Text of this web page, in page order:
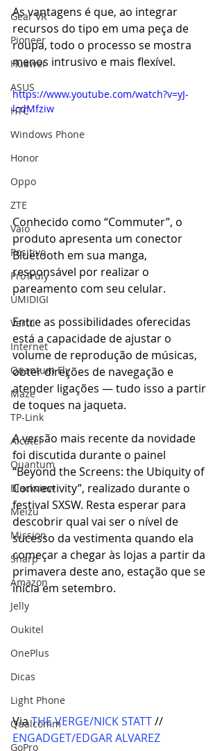
Gear VR
Pioneer
Huawei
ASUS
HTC
Windows Phone
Honor
Oppo
ZTE
Vaio
Positivo
ProTruly
UMIDIGI
Vertu
Internet
Quantum Fly
Maze
TP-Link
Alcatel
Quantum
Blackview
Meizu
Mission
Sharp
Amazon
Jelly
Oukitel
OnePlus
Dicas
Light Phone
Qualcomm
GoPro
As vantagens é que, ao integrar
recursos do tipo em uma peça de
roupa, todo o processo se mostra
menos intrusivo e mais flexível.
https://www.youtube.com/watch?v=yJ-
lcdMfziw
Conhecido como “Commuter”, o
produto apresenta um conector
Bluetooth em sua manga,
responsável por realizar o
pareamento com seu celular.
Entre as possibilidades oferecidas
está a capacidade de ajustar o
volume de reprodução de músicas,
obter direções de navegação e
atender ligações — tudo isso a partir
de toques na jaqueta.
A versão mais recente da novidade
foi discutida durante o painel
“Beyond the Screens: the Ubiquity of
Connectivity”, realizado durante o
festival SXSW. Resta esperar para
descobrir qual vai ser o nível de
sucesso da vestimenta quando ela
começar a chegar às lojas a partir da
primavera deste ano, estação que se
inicia em setembro.
Via THE VERGE/NICK STATT //
ENGADGET/EDGAR ALVAREZ